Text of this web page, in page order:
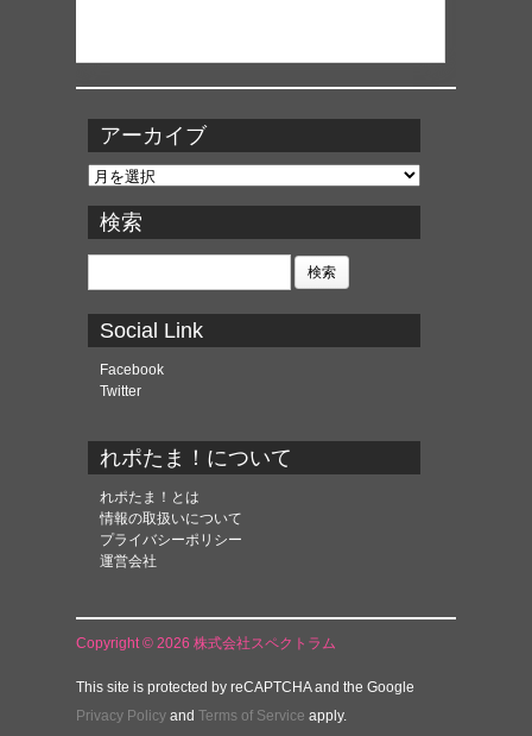
アーカイブ
ア
カ
イ
ブ
検索
検
Social Link
Facebook
Twitter
れポたま！について
れポたま！とは
情報の取扱いについて
プライバシーポリシー
運営会社
Copyright © 2026 株式会社スペクトラム
This site is protected by reCAPTCHA and the Google
Privacy Policy and Terms of Service apply.